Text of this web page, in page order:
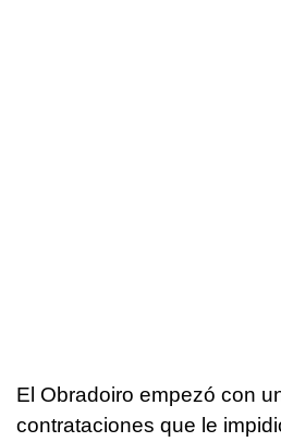
El Obradoiro empezó con
contrataciones que le